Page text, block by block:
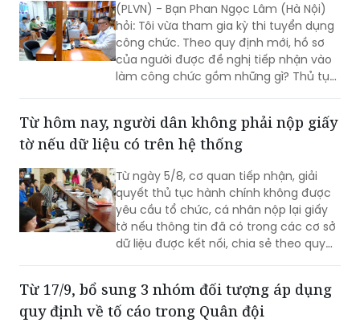
(PLVN) - Bạn Phan Ngọc Lâm (Hà Nội)
hỏi: Tôi vừa tham gia kỳ thi tuyển dụng
công chức. Theo quy định mới, hồ sơ
của người được đề nghị tiếp nhận vào
làm công chức gồm những gì? Thủ tục
Từ hôm nay, người dân không phải nộp giấy
tờ nếu dữ liệu có trên hệ thống
Từ ngày 5/8, cơ quan tiếp nhận, giải
quyết thủ tục hành chính không được
yêu cầu tổ chức, cá nhân nộp lại giấy
tờ nếu thông tin đã có trong các cơ sở
dữ liệu được kết nối, chia sẻ theo quy
Chính phủ ban hành.
Từ 17/9, bổ sung 3 nhóm đối tượng áp dụng
quy định về tố cáo trong Quân đội